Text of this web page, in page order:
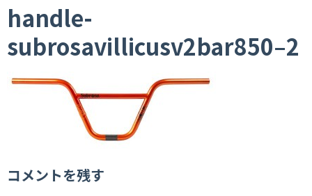
handle-
subrosavillicusv2bar850–2
コメントを残す